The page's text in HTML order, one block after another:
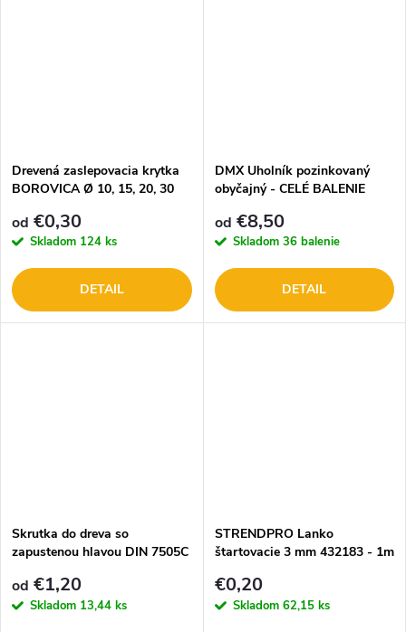
Drevená zaslepovacia krytka
BOROVICA Ø 10, 15, 20, 30
od €0,30
Skladom 124 ks
DETAIL
DMX Uholník pozinkovaný
obyčajný - CELÉ BALENIE
od €8,50
Skladom 36 balenie
DETAIL
Skrutka do dreva so
zapustenou hlavou DIN 7505C
od €1,20
Skladom 13,44 ks
STRENDPRO Lanko
štartovacie 3 mm 432183 - 1m
€0,20
Skladom 62,15 ks